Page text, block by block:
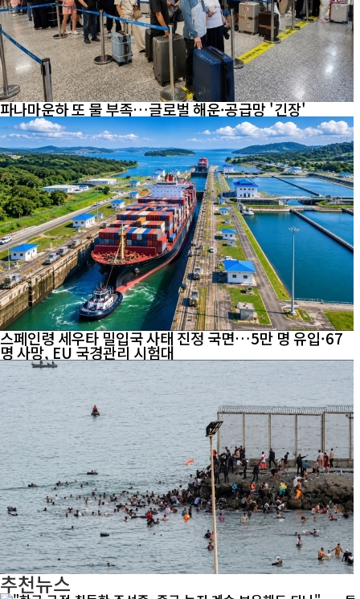
파나마운하 또 물 부족…글로벌 해운·공급망 '긴장'
스페인령 세우타 밀입국 사태 진정 국면…5만 명 유입·67
명 사망, EU 국경관리 시험대
추천뉴스